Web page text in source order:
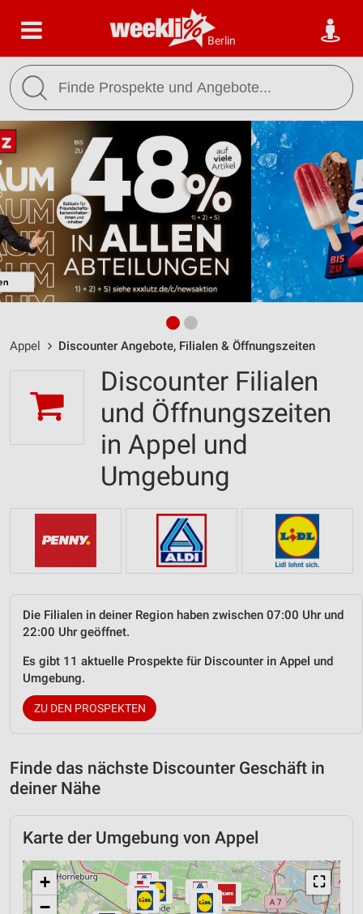
Berlin
Appel Discounter Angebote, Filialen & Öffnungszeiten
Discounter Filialen
und Öffnungszeiten
in Appel und
Umgebung
Die Filialen in deiner Region haben zwischen 07:00 Uhr und
22:00 Uhr geöffnet.
Es gibt 11 aktuelle Prospekte für Discounter in Appel und
Umgebung.
ZU DEN PROSPEKTEN
Finde das nächste Discounter Geschäft in
deiner Nähe
Karte der Umgebung von Appel
⛶
+
−